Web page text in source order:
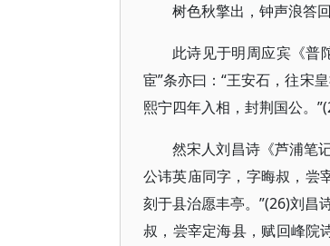
树色秋擎出，钟声浪答
此诗见于明周应宾《普
宦”条亦曰：“王安石，往宋
熙宁四年入相，封荆国公。
然宋人刘昌诗《芦浦笔
公讳英庙同字，字晦叔，尝
刻于县治愿丰亭。”(26)刘昌
叔，尝宰定海县，赋回峰院